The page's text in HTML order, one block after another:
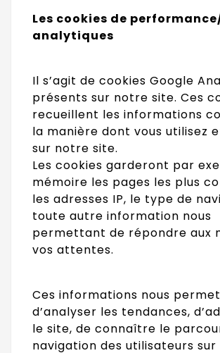
Les cookies de
analytiques
Il s’agit de cookies Google
présents sur notre site. Ces
recueillent les informations
la manière dont vous utilisez
sur notre site.
Les cookies garderont par
mémoire les pages les plus
les adresses IP, le type de
toute autre information nous
permettant de répondre aux
vos attentes.
Ces informations nous
d’analyser les tendances,
le site, de connaître le
navigation des utilisateurs